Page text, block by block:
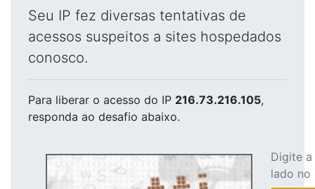
Seu IP fez diversas tentativas de
acessos suspeitos a sites hospedados
conosco.
Para liberar o acesso do IP 216.73.216.105,
responda ao desafio abaixo.
Digite
lado no